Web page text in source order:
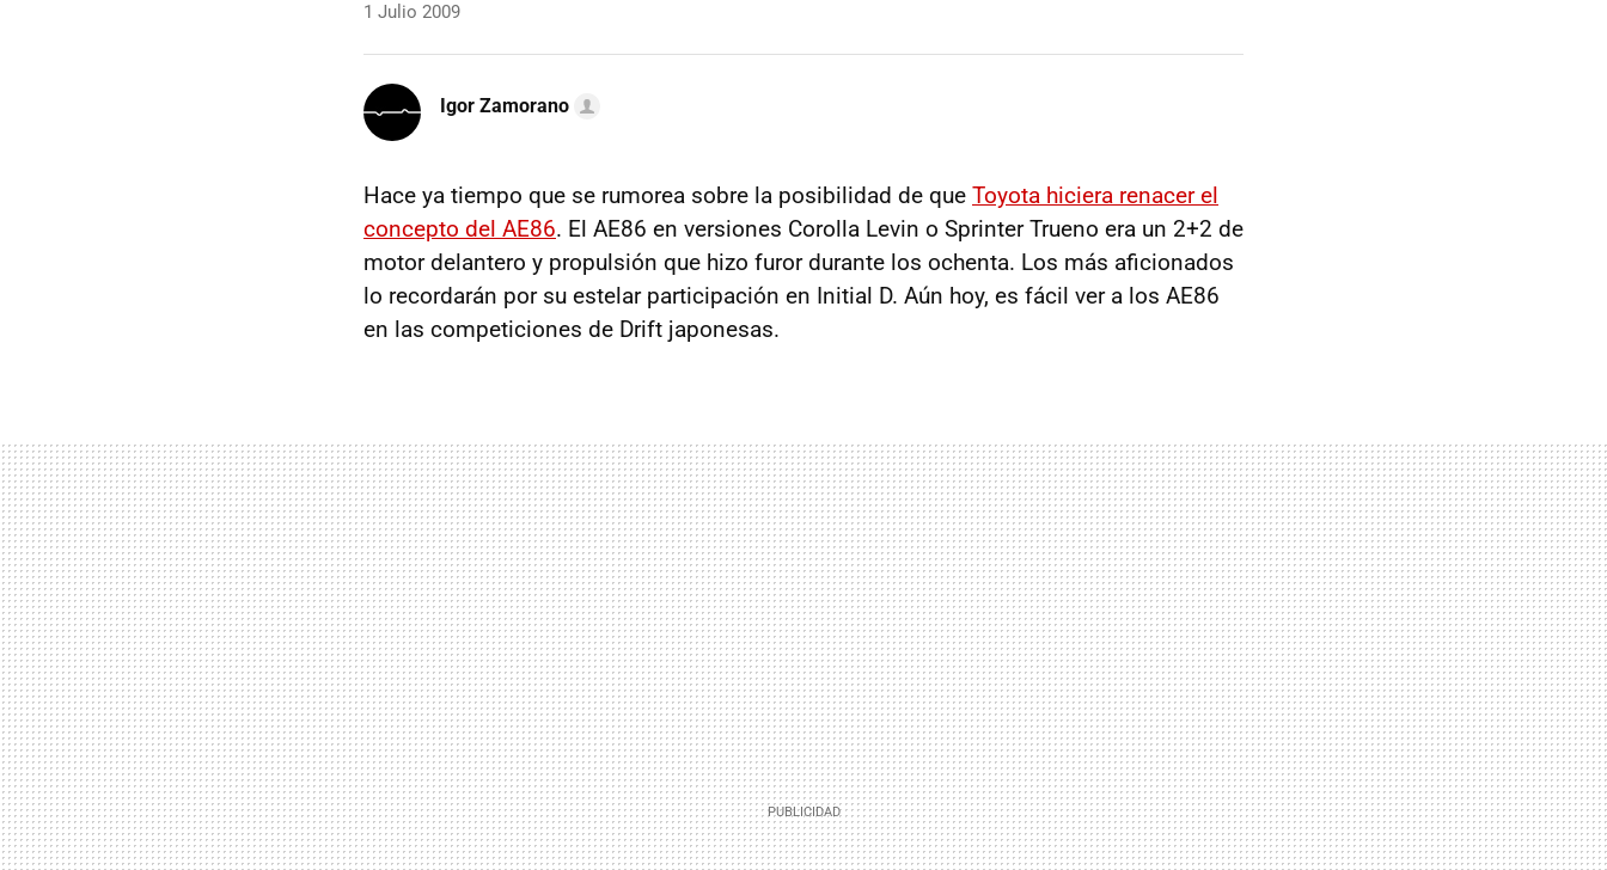
1 Julio 2009
Igor Zamorano
Hace ya tiempo que se rumorea sobre la posibilidad de que Toyota hiciera renacer el
concepto del AE86. El AE86 en versiones Corolla Levin o Sprinter Trueno era un 2+2 de
motor delantero y propulsión que hizo furor durante los ochenta. Los más aficionados
lo recordarán por su estelar participación en Initial D. Aún hoy, es fácil ver a los AE86
en las competiciones de Drift japonesas.